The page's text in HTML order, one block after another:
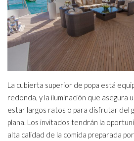
La cubierta superior de popa está
redonda, y la iluminación que asegura
estar largos ratos o para disfrutar del
plana. Los invitados tendrán la
alta calidad de la comida preparada